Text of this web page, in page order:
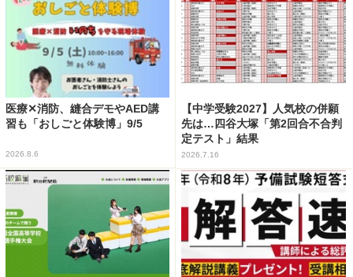
医療✕消防、縫合デモやAED講
習も「おしごと体験博」9/5
2026.8.6
【中学受験2027】人気校の併願
先は…四谷大塚「第2回合不合判
定テスト」結果
2026.7.16